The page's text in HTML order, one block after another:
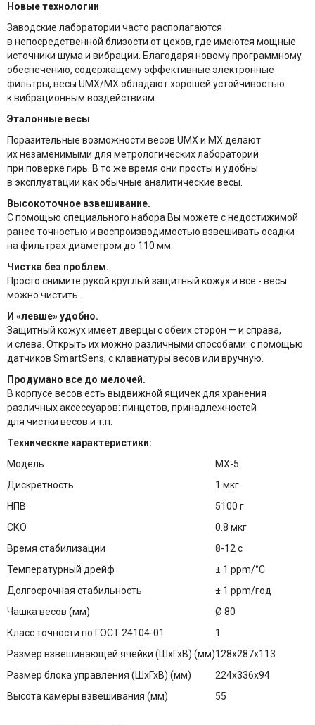
Новые технологии
Заводские лаборатории часто располагаются
в непосредственной близости от цехов, где имеются мощные
источники шума и вибрации. Благодаря новому программному
обеспечению, содержащему эффективные электронные
фильтры, весы UMX/MX обладают хорошей устойчивостью
к вибрационным воздействиям.
Эталонные весы
Поразительные возможности весов UMX и MX делают
их незаменимыми для метрологических лабораторий
при поверке гирь. В то же время они просты и удобны
в эксплуатации как обычные аналитические весы.
Высокоточное взвешивание.
С помощью специального набора Вы можете с недостижимой
ранее точностью и воспроизводимостью взвешивать осадки
на фильтрах диаметром до 110 мм.
Чистка без проблем.
Просто снимите рукой круглый защитный кожух и все - весы
можно чистить.
И «левше» удобно.
Защитный кожух имеет дверцы с обеих сторон — и справа,
и слева. Открыть их можно различными способами: с помощью
датчиков SmartSens, с клавиатуры весов или вручную.
Продумано все до мелочей.
В корпусе весов есть выдвижной ящичек для хранения
различных аксессуаров: пинцетов, принадлежностей
для чистки весов и т.п.
Технические характеристики:
Модель
MX-5
Дискретность
1 мкг
НПВ
5100 г
СКО
0.8 мкг
Время стабилизации
8-12 с
Температурный дрейф
± 1 ppm/°C
Долгосрочная стабильность
± 1 ppm/год
Чашка весов (мм)
Ø 80
Класс точности по ГОСТ 24104-01
1
Размер взвешивающей ячейки (ШхГхВ) (мм)128х287х113
Размер блока управления (ШхГхВ) (мм)
224х336х94
Высота камеры взвешивания (мм)
55